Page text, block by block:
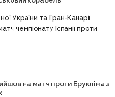
України та Гран-Канарії
чемпіонату Іспанії проти
на матч проти Брукліна з